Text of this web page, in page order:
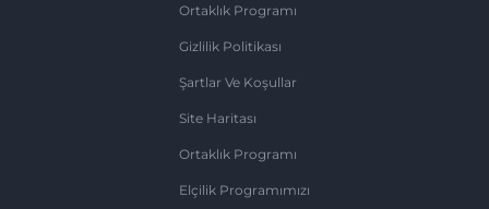
Ortaklık Programı
Gizlilik Politikası
Şartlar Ve Koşullar
Site Haritası
Ortaklık Programı
Elçilik Programımızı